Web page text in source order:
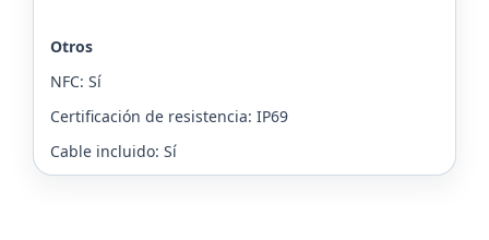
Otros
NFC: Sí
Certificación de resistencia: IP69
Cable incluido: Sí